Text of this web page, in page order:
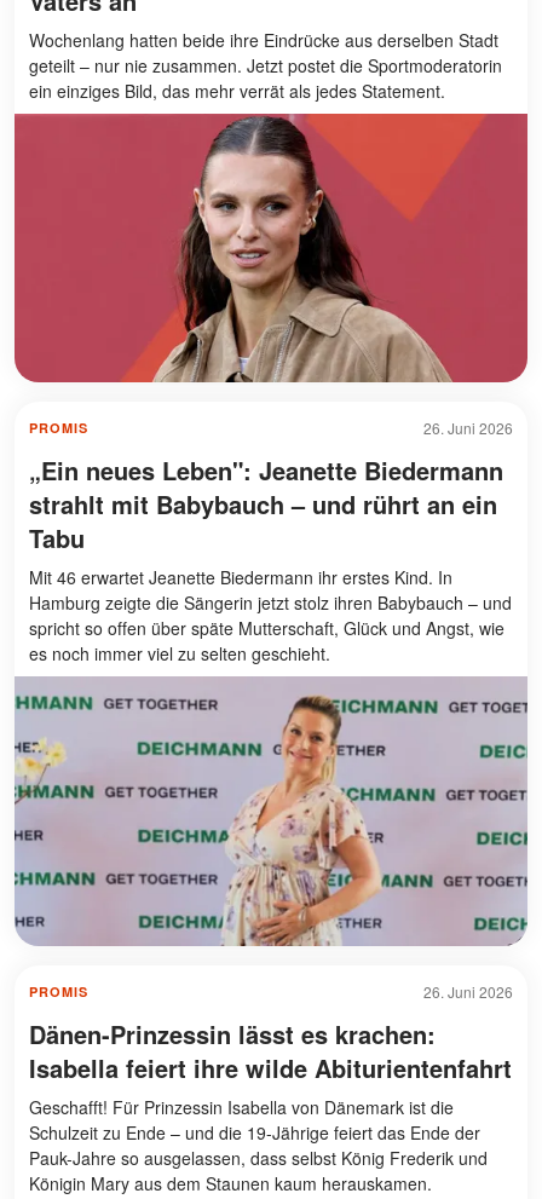
Wochenlang hatten beide ihre Eindrücke aus derselben Stadt
geteilt – nur nie zusammen. Jetzt postet die Sportmoderatorin
ein einziges Bild, das mehr verrät als jedes Statement.
26. Juni 2026
PROMIS
„Ein neues Leben": Jeanette Biedermann
strahlt mit Babybauch – und rührt an ein
Tabu
Mit 46 erwartet Jeanette Biedermann ihr erstes Kind. In
Hamburg zeigte die Sängerin jetzt stolz ihren Babybauch – und
spricht so offen über späte Mutterschaft, Glück und Angst, wie
es noch immer viel zu selten geschieht.
26. Juni 2026
PROMIS
Dänen-Prinzessin lässt es krachen:
Isabella feiert ihre wilde Abiturientenfahrt
Geschafft! Für Prinzessin Isabella von Dänemark ist die
Schulzeit zu Ende – und die 19-Jährige feiert das Ende der
Pauk-Jahre so ausgelassen, dass selbst König Frederik und
Königin Mary aus dem Staunen kaum herauskamen.